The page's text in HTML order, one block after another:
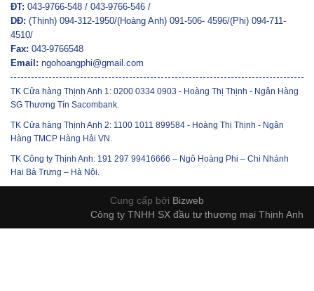
ĐT: 043-9766-548 / 043-9766-546 /
DĐ: (Thịnh) 094-312-1950/(Hoàng Anh) 091-506- 4596/(Phi) 094-711-
4510/
Fax: 043-9766548
Email: ngohoangphi@gmail.com
TK Cửa hàng Thịnh Anh 1: 0200 0334 0903 - Hoàng Thị Thịnh - Ngân Hàng
SG Thương Tín Sacombank.
TK Cửa hàng Thịnh Anh 2: 1100 1011 899584 - Hoàng Thị Thịnh - Ngân
Hàng TMCP Hàng Hải VN.
TK Công ty Thịnh Anh: 191 297 99416666 – Ngô Hoàng Phi – Chi Nhánh
Hai Bà Trưng – Hà Nội.
Cung cấp bởi Bizweb
Công ty TNHH SX đầu tư thương mại Thịnh Anh